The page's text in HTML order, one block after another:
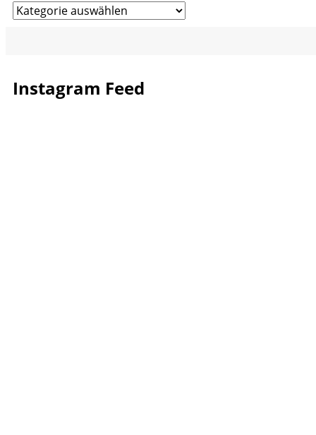
Kategorien
Instagram Feed